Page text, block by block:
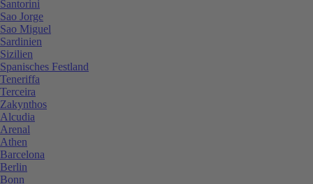
Santorini
Sao Jorge
Sao Miguel
Sardinien
Sizilien
Spanisches Festland
Teneriffa
Terceira
Zakynthos
Alcudia
Arenal
Athen
Barcelona
Berlin
Bonn